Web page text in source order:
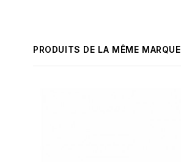
PRODUITS DE LA MÊME MARQUE